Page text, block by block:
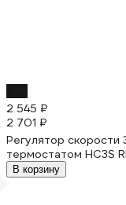
2 545 ₽
2 701 ₽
Регулятор скорости
термостатом HC3S
В корзину